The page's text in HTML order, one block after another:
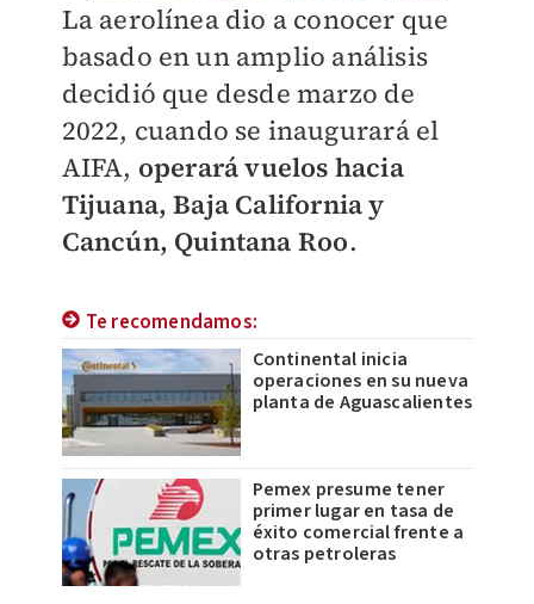
La aerolínea dio a conocer que
basado en un amplio análisis
decidió que desde marzo de
2022, cuando se inaugurará el
AIFA, operará vuelos hacia
Tijuana, Baja California y
Cancún, Quintana Roo.
Te recomendamos:
Continental inicia
operaciones en su nueva
planta de Aguascalientes
Pemex presume tener
primer lugar en tasa de
éxito comercial frente a
otras petroleras